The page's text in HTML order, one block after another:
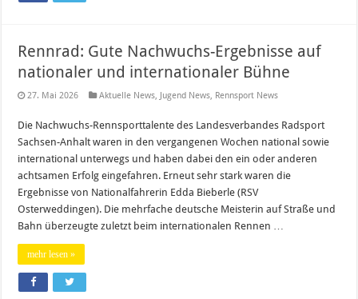
Rennrad: Gute Nachwuchs-Ergebnisse auf
nationaler und internationaler Bühne
27. Mai 2026 Aktuelle News, Jugend News, Rennsport News
Die Nachwuchs-Rennsporttalente des Landesverbandes Radsport
Sachsen-Anhalt waren in den vergangenen Wochen national sowie
international unterwegs und haben dabei den ein oder anderen
achtsamen Erfolg eingefahren. Erneut sehr stark waren die
Ergebnisse von Nationalfahrerin Edda Bieberle (RSV
Osterweddingen). Die mehrfache deutsche Meisterin auf Straße und
Bahn überzeugte zuletzt beim internationalen Rennen …
mehr lesen »